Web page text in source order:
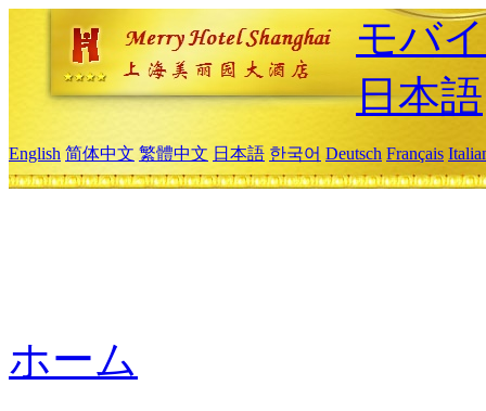
モバ
日本語
English 简体中文 繁體中文 日本語 한국어 Deutsch Français
ホーム